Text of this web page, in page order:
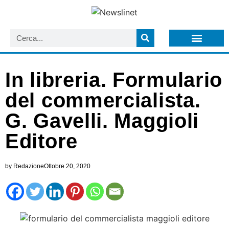
In libreria. Formulario
del commercialista.
G. Gavelli. Maggioli
Editore
by RedazioneOttobre 20, 2020